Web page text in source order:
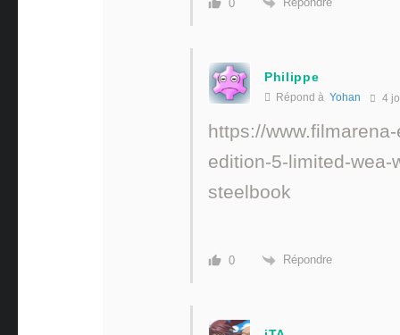
0
Philippe
Répond à Yohan 4
https://
edition-5-limited-
steelbook
0 Répondre